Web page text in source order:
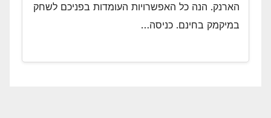
הארנק. הנה כל האפשרויות העומדות בפניכם לשחק
במיקמק בחינם. כניסה…